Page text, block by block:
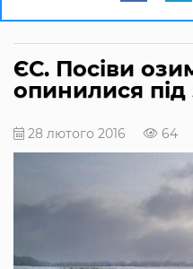
ЄС. Посіви
опинилися
28 лютого 2016 64